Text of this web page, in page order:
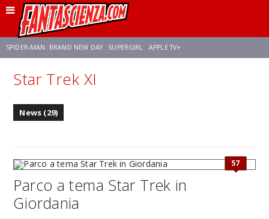
SPIDER-MAN: BRAND NEW DAY SUPERGIRL APPLE TV+
FRANCO RICCIARDIELLO ZENDAYA
Star Trek XI
News (29)
57
Parco a tema Star Trek in
Giordania